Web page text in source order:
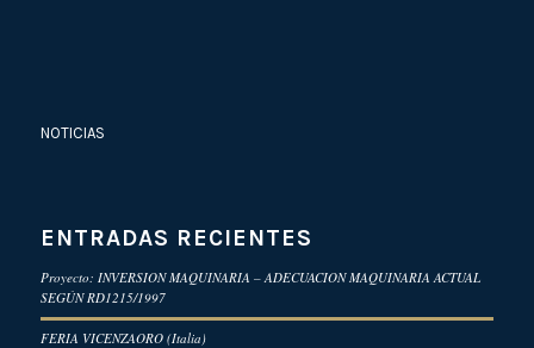
NOTICIAS
ENTRADAS RECIENTES
Proyecto: INVERSION MAQUINARIA – ADECUACION MAQUINARIA ACTUAL
SEGÚN RD1215/1997
FERIA VICENZAORO (Italia)